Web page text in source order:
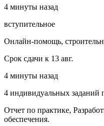
4 минуты назад
вступительное
Онлайн-помощь,
Срок сдачи к 13 авг.
4 минуты назад
4 индивидуальных заданий
Отчет по практике,
обеспечения.